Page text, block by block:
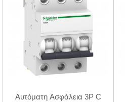
Αυτόματη Ασφάλεια 3P C